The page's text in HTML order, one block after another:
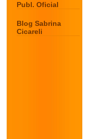
Publ. Oficial
Blog Sabrina
Cicareli